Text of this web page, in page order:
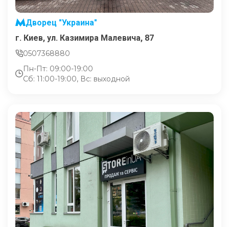
Дворец "Украина"
г. Киев, ул. Казимира Малевича, 87
0507368880
Пн-Пт: 09:00-19:00
Сб: 11:00-19:00, Вс: выходной